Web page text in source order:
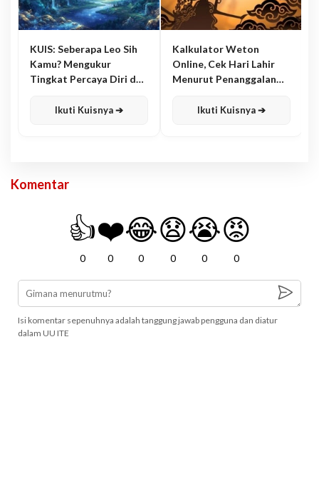
KUIS: Seberapa Leo Sih
Kamu? Mengukur
Tingkat Percaya Diri dan
Ikuti Kuisnya ➔
Kalkulator Weton
Online, Cek Hari Lahir
Menurut Penanggalan
Ikuti Kuisnya ➔
Komentar
👍
0
❤️
0
😂
0
😧
0
😭
0
😡
0
Isi komentar sepenuhnya adalah tanggung jawab pengguna dan diatur
dalam UU ITE